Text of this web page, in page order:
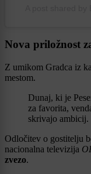
Nova priložnost
Z umikom Gradca iz
mestom.
Dunaj, ki je
za favorita,
skrivajo ambicij.
Odločitev o gostitelju
nacionalna televizija
zvezo.